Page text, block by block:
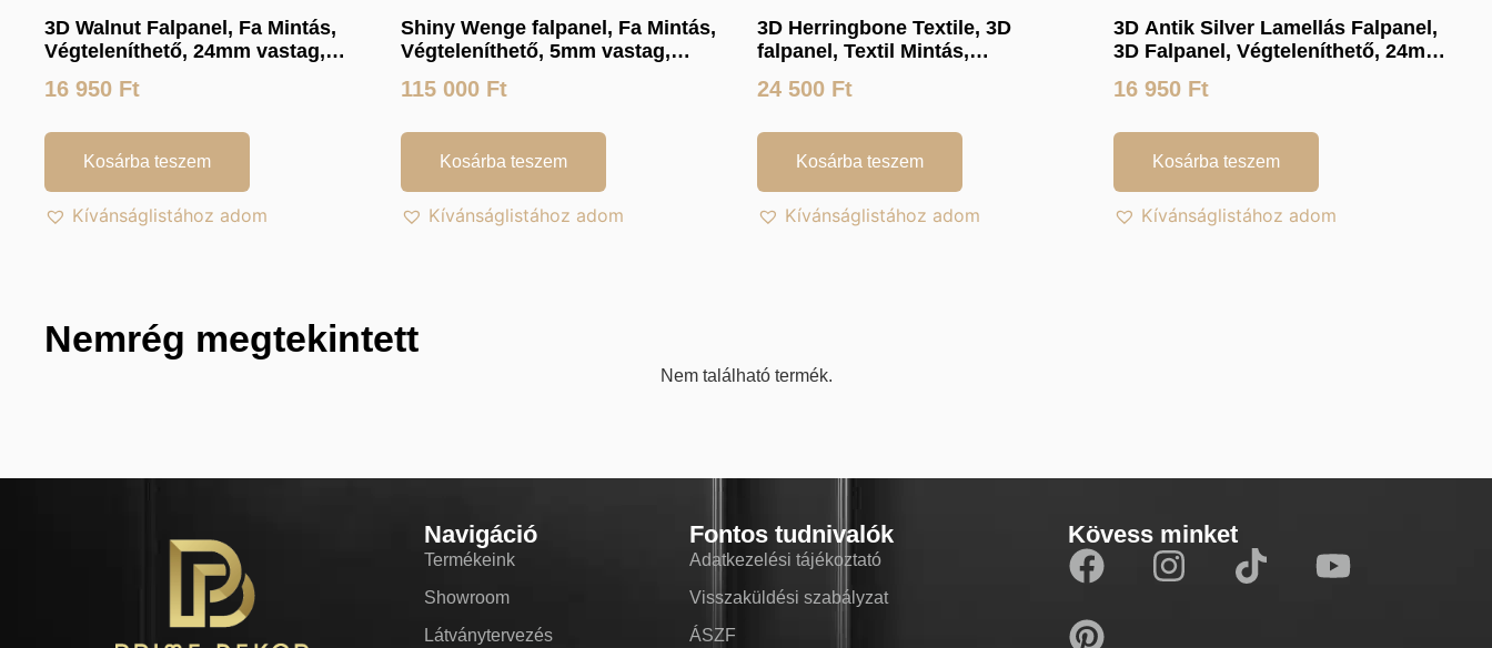
3D Walnut Falpanel, Fa Mintás,
Végteleníthető, 24mm vastag,
16 950 Ft
Kosárba teszem
Kívánságlistához adom
Shiny Wenge falpanel, Fa Mintás,
Végteleníthető, 5mm vastag,
115 000 Ft
Kosárba teszem
Kívánságlistához adom
3D Herringbone Textile, 3D
falpanel, Textil Mintás,
17cmx300cm
24 500 Ft
Kosárba teszem
Kívánságlistához adom
3D Antik Silver Lamellás Falpanel,
3D Falpanel, Végteleníthető, 24mm
16 950 Ft
Kosárba teszem
Kívánságlistához adom
Nemrég megtekintett
Nem található termék.
Navigáció
Termékeink
Showroom
Látványtervezés
Fontos tudnivalók
Adatkezelési tájékoztató
Visszaküldési szabályzat
ÁSZF
Kövess minket